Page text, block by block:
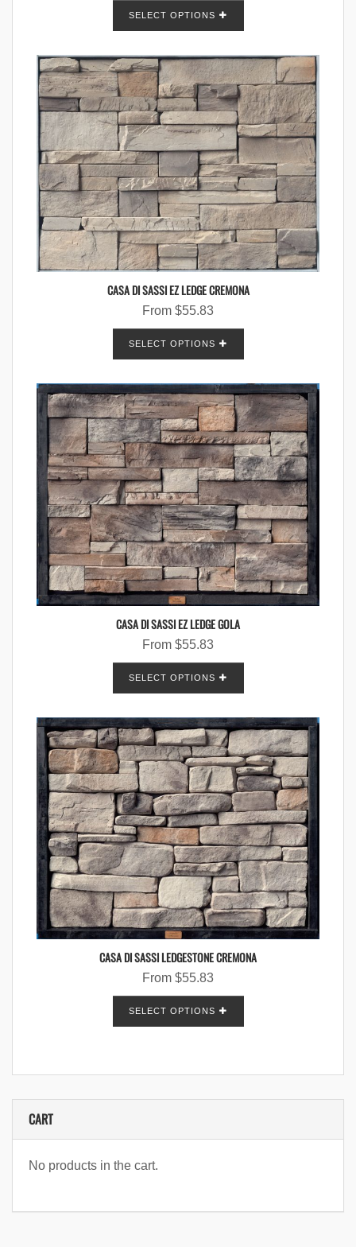
SELECT OPTIONS
CASA DI SASSI EZ LEDGE CREMONA
From $55.83
SELECT OPTIONS
CASA DI SASSI EZ LEDGE GOLA
From $55.83
SELECT OPTIONS
CASA DI SASSI LEDGESTONE CREMONA
From $55.83
SELECT OPTIONS
CART
No products in the cart.